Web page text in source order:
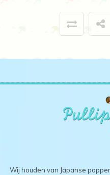
Wij houden van Japanse